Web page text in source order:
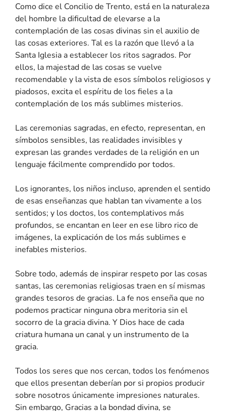
Como dice el Concilio de Trento, está en la naturaleza
del hombre la dificultad de elevarse a la
contemplación de las cosas divinas sin el auxilio de
las cosas exteriores. Tal es la razón que llevó a la
Santa Iglesia a establecer los ritos sagrados. Por
ellos, la majestad de las cosas se vuelve
recomendable y la vista de esos símbolos religiosos y
piadosos, excita el espíritu de los fieles a la
contemplación de los más sublimes misterios.
Las ceremonias sagradas, en efecto, representan, en
símbolos sensibles, las realidades invisibles y
expresan las grandes verdades de la religión en un
lenguaje fácilmente comprendido por todos.
Los ignorantes, los niños incluso, aprenden el sentido
de esas enseñanzas que hablan tan vivamente a los
sentidos; y los doctos, los contemplativos más
profundos, se encantan en leer en ese libro rico de
imágenes, la explicación de los más sublimes e
inefables misterios.
Sobre todo, además de inspirar respeto por las cosas
santas, las ceremonias religiosas traen en sí mismas
grandes tesoros de gracias. La fe nos enseña que no
podemos practicar ninguna obra meritoria sin el
socorro de la gracia divina. Y Dios hace de cada
criatura humana un canal y un instrumento de la
gracia.
Todos los seres que nos cercan, todos los fenómenos
que ellos presentan deberían por si propios producir
sobre nosotros únicamente impresiones naturales.
Sin embargo, Gracias a la bondad divina, se